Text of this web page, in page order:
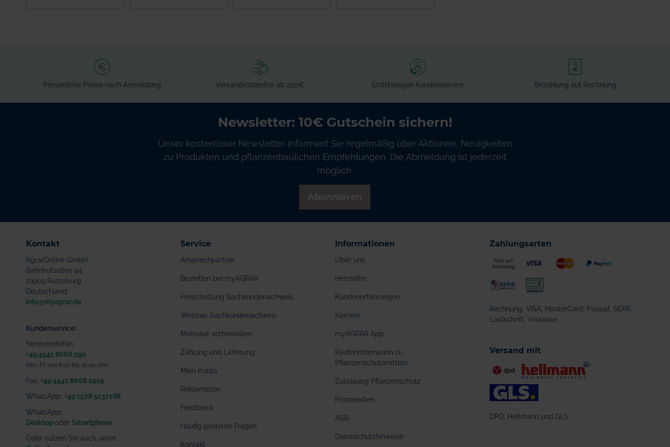
Persönliche Preise nach Anmeldung Versandkostenfrei ab 250€ Erstklassiger Kundenservice Bezahlung auf Rechnung
Newsletter: 10€ Gutschein sichern!
Unser kostenloser Newsletter informiert Sie regelmäßig über Aktionen, Neuigkeiten
zu Produkten und pflanzenbaulichen Empfehlungen. Die Abmeldung ist jederzeit
möglich.
Kontakt
AgrarOnline GmbH
Bahnhofsallee 44
23909 Ratzeburg
Deutschland
info@myagrar.de
Kundenservice:
Servicetelefon:
+49 4541 8668 290
(Mo.-Fr. von 8.00 bis 16.00 Uhr)
Fax: +49 4541 8668 2919
WhatsApp: +49 1578 5137188
WhatsApp:
Desktop oder Smartphone
Oder nutzen Sie auch unser
Service
Ansprechpartner
Bestellen bei myAGRAR
Freischaltung Sachkundenachweis
Webinar Sachkundenachweis
Maissaat vorbestellen
Zahlung und Lieferung
Mein Konto
Reklamation
Feedback
Häufig gestellte Fragen
Kontakt
Informationen
Über uns
Hersteller
Kundenerfahrungen
Karriere
myAGRAR App
Käuferinformation zu
Pflanzenschutzmitteln
Zulassung Pflanzenschutz
Printmedien
AGB
Datenschutzhinweise
Zahlungsarten
Rechnung, VISA, MasterCard, Paypal, SEPA
Lastschrift, Vorkasse
Versand mit
DPD, Hellmann und GLS